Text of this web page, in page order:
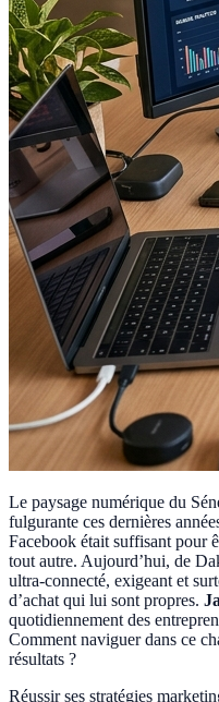
Le paysage numérique du
fulgurante ces dernières
Facebook était suffisant pour
tout autre. Aujourd’hui, de
ultra-connecté, exigeant et
d’achat qui lui sont propres.
quotidiennement des
Comment naviguer dans ce
résultats ?
Réussir ses stratégies